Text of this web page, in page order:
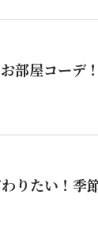
部屋コーデ
りたい！季